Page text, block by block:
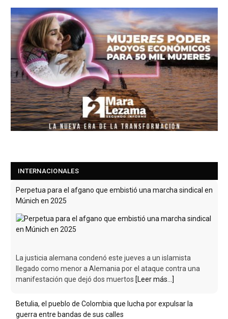
INTERNACIONALES
Perpetua para el afgano que embistió una marcha sindical en
Múnich en 2025
La justicia alemana condenó este jueves a un islamista
llegado como menor a Alemania por el ataque contra una
manifestación que dejó dos muertos [Leer más...]
Betulia, el pueblo de Colombia que lucha por expulsar la
guerra entre bandas de sus calles